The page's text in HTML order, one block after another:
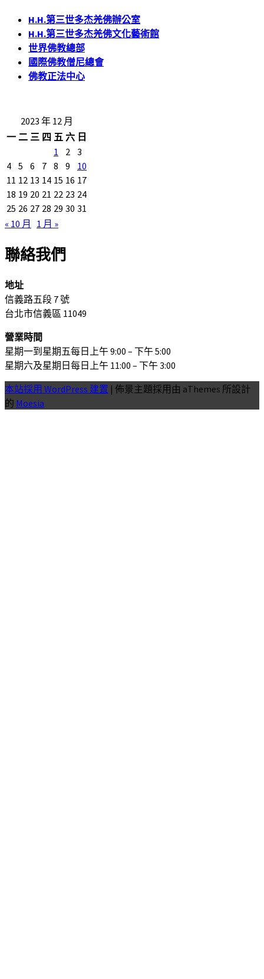
H.H.第三世多杰羌佛辦公室
H.H.第三世多杰羌佛文化藝術館
世界佛教總部
國際佛教僧尼總會
佛教正法中心
2023 年 12 月
一 二 三 四 五 六 日
1
2 3
4 5 6 7 8 9
10
11 12 13 14 15 16 17
18 19 20 21 22 23 24
25 26 27 28 29 30 31
« 10 月 1 月 »
聯絡我們
地址
信義路五段 7 號
台北市信義區 11049
營業時間
星期一到星期五每日上午 9:00 – 下午 5:00
星期六及星期日每日上午 11:00 – 下午 3:00
本站採用 WordPress 建置 | 佈景主題採用由 aThemes 所設計
的 Moesia